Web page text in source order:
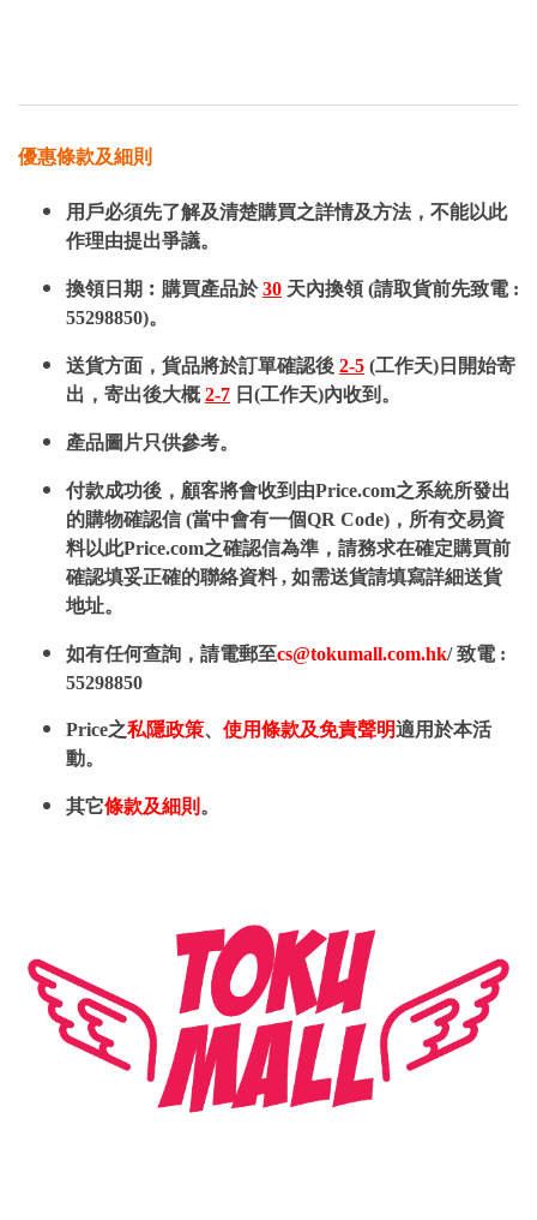
優惠條款及細則
用戶必須先了解及清楚購買之詳情及方法，不能以此
作理由提出爭議。
換領日期︰購買產品於30 天內換領 (請取貨前先致電 :
55298850)。
送貨方面，貨品將於訂單確認後 2-5 (工作天)日開始寄
出，寄出後大概2-7 日(工作天)內收到。
產品圖片只供參考。
付款成功後，顧客將會收到由Price.com之系統所發出
的購物確認信 (當中會有一個QR Code)，所有交易資
料以此Price.com之確認信為準，請務求在確定購買前
確認填妥正確的聯絡資料 , 如需送貨請填寫詳細送貨
地址。
如有任何查詢，請電郵至cs@tokumall.com.hk/ 致電 :
55298850
Price之私隱政策、 使用條款及免責聲明適用於本活
動。
其它條款及細則 。